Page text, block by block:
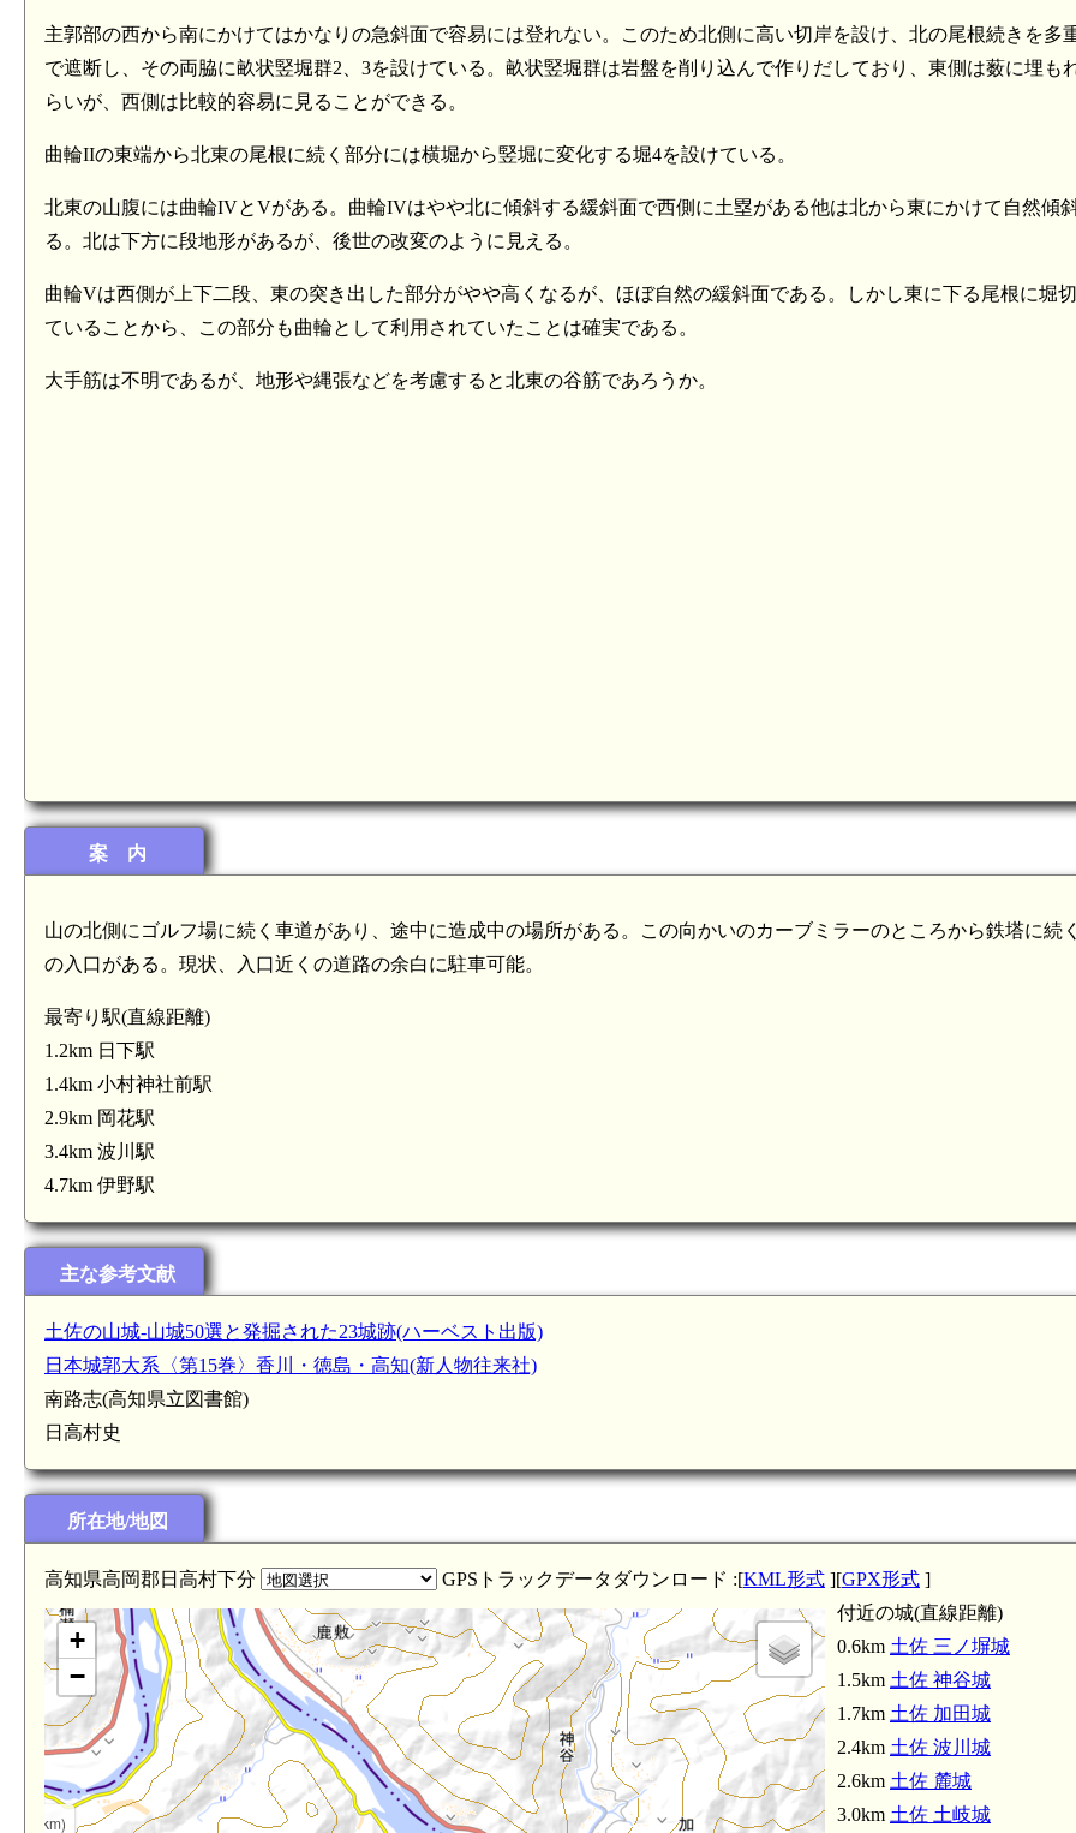
主郭部の西から南にかけてはかなりの急斜面で容易には登れない。このため北側に高い切岸を設け、北の尾根続きを多
で遮断し、その両脇に畝状竪堀群2、3を設けている。畝状竪堀群は岩盤を削り込んで作りだしており、東側は薮に埋も
らいが、西側は比較的容易に見ることができる。
曲輪IIの東端から北東の尾根に続く部分には横堀から竪堀に変化する堀4を設けている。
北東の山腹には曲輪IVとVがある。曲輪IVはやや北に傾斜する緩斜面で西側に土塁がある他は北から東にかけて自然傾
る。北は下方に段地形があるが、後世の改変のように見える。
曲輪Vは西側が上下二段、東の突き出した部分がやや高くなるが、ほぼ自然の緩斜面である。しかし東に下る尾根に堀
ていることから、この部分も曲輪として利用されていたことは確実である。
大手筋は不明であるが、地形や縄張などを考慮すると北東の谷筋であろうか。
案 内
山の北側にゴルフ場に続く車道があり、途中に造成中の場所がある。この向かいのカーブミラーのところから鉄塔に続
の入口がある。現状、入口近くの道路の余白に駐車可能。
最寄り駅(直線距離)
1.2km 日下駅
1.4km 小村神社前駅
2.9km 岡花駅
3.4km 波川駅
4.7km 伊野駅
主な参考文献
土佐の山城-山城50選と発掘された23城跡(ハーベスト出版)
日本城郭大系〈第15巻〉香川・徳島・高知(新人物往来社)
南路志(高知県立図書館)
日高村史
所在地/地図
高知県高岡郡日高村下分 GPSトラックデータダウンロード :[KML形式 ][GPX形式 ]
(3.3km)
+
−
付近の城(直線距離)
0.6km 土佐 三ノ塀城
1.5km 土佐 神谷城
1.7km 土佐 加田城
2.4km 土佐 波川城
2.6km 土佐 麓城
3.0km 土佐 土岐城